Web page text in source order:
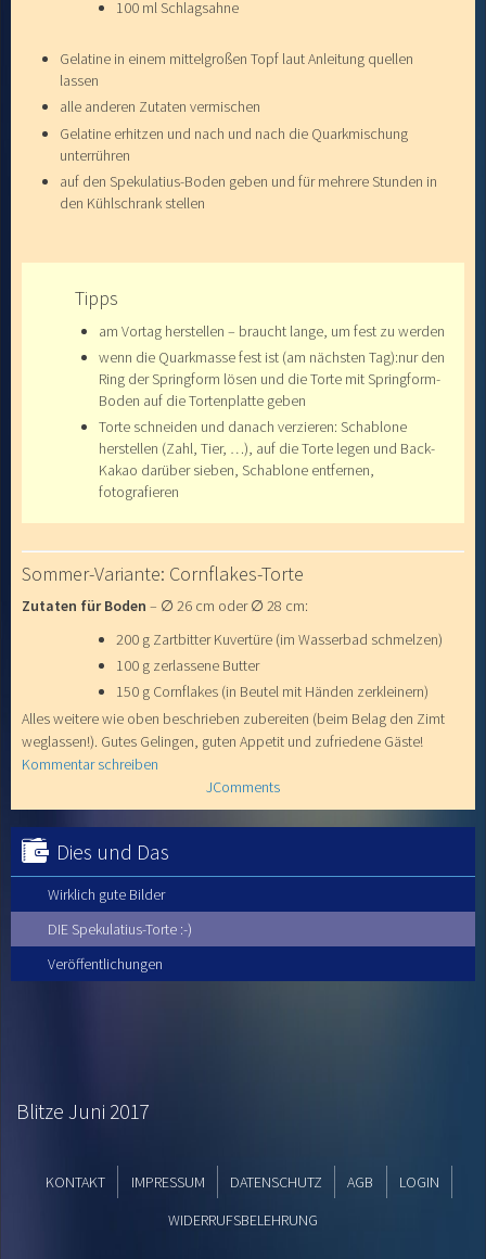
100 ml Schlagsahne
Gelatine in einem mittelgroßen Topf laut Anleitung quellen
lassen
alle anderen Zutaten vermischen
Gelatine erhitzen und nach und nach die Quarkmischung
unterrühren
auf den Spekulatius-Boden geben und für mehrere Stunden in
den Kühlschrank stellen
Tipps
am Vortag herstellen – braucht lange, um fest zu werden
wenn die Quarkmasse fest ist (am nächsten Tag):nur den
Ring der Springform lösen und die Torte mit Springform-
Boden auf die Tortenplatte geben
Torte schneiden und danach verzieren: Schablone
herstellen (Zahl, Tier, …), auf die Torte legen und Back-
Kakao darüber sieben, Schablone entfernen,
fotografieren
Sommer-Variante: Cornflakes-Torte
Zutaten für Boden – ∅ 26 cm oder ∅ 28 cm:
200 g Zartbitter Kuvertüre (im Wasserbad schmelzen)
100 g zerlassene Butter
150 g Cornflakes (in Beutel mit Händen zerkleinern)
Alles weitere wie oben beschrieben zubereiten (beim Belag den Zimt
weglassen!). Gutes Gelingen, guten Appetit und zufriedene Gäste!
Kommentar schreiben
JComments
Dies und Das
Wirklich gute Bilder
DIE Spekulatius-Torte :-)
Veröffentlichungen
Blitze Juni 2017
KONTAKT IMPRESSUM DATENSCHUTZ AGB
LOGIN
WIDERRUFSBELEHRUNG